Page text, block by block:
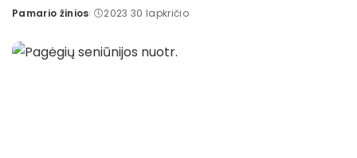
Posted
Pamario žinios 2023 30 lapkričio